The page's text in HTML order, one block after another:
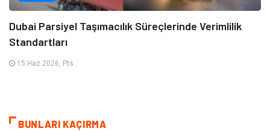
Dubai Parsiyel Taşımacılık Süreçlerinde Verimlilik
Standartları
15 Haz 2026, Pts
BUNLARI KAÇIRMA